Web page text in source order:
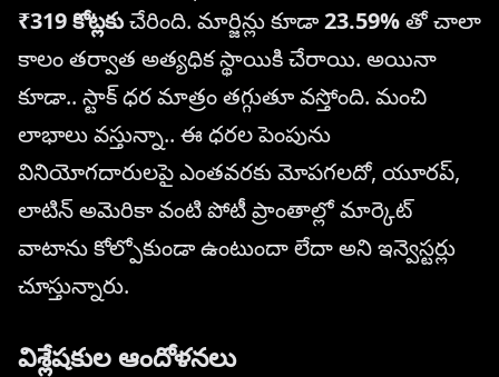
₹319 కోట్లకుచేరింది. మార్జిన్లు కూడా23.59%తో చాలా
కాలం తర్వాత అత్యధిక స్థాయికి చేరాయి. అయినా
కూడా.. స్టాక్ ధర మాత్రం తగ్గుతూ వస్తోంది. మంచి
లాభాలు వస్తున్నా.. ఈ ధరల పెంపును
వినియోగదారులపై ఎంతవరకు మోపగలదో, యూరప్,
లాటిన్ అమెరికా వంటి పోటీ ప్రాంతాల్లో మార్కెట్
వాటాను కోల్పోకుండా ఉంటుందా లేదా అని ఇన్వెస్టర్లు
చూస్తున్నారు.
విశ్లేషకుల ఆందోళనలు